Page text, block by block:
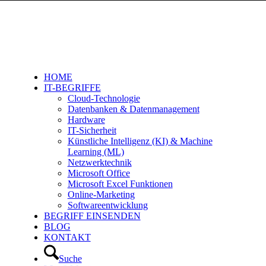
HOME
IT-BEGRIFFE
Cloud-Technologie
Datenbanken & Datenmanagement
Hardware
IT-Sicherheit
Künstliche Intelligenz (KI) & Machine
Learning (ML)
Netzwerktechnik
Microsoft Office
Microsoft Excel Funktionen
Online-Marketing
Softwareentwicklung
BEGRIFF EINSENDEN
BLOG
KONTAKT
Suche